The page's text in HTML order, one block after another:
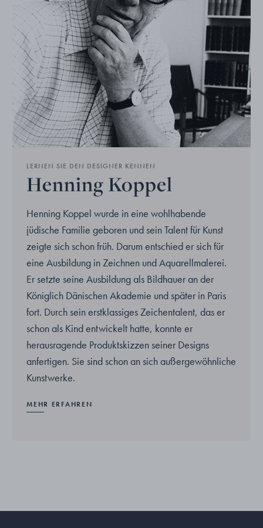
LERNEN SIE DEN DESIGNER KENNEN
Henning Koppel
Henning Koppel wurde in eine wohlhabende
jüdische Familie geboren und sein Talent für Kunst
zeigte sich schon früh. Darum entschied er sich für
eine Ausbildung in Zeichnen und Aquarellmalerei.
Er setzte seine Ausbildung als Bildhauer an der
Königlich Dänischen Akademie und später in Paris
fort. Durch sein erstklassiges Zeichentalent, das er
schon als Kind entwickelt hatte, konnte er
herausragende Produktskizzen seiner Designs
anfertigen. Sie sind schon an sich außergewöhnliche
Kunstwerke.
MEHR ERFAHREN